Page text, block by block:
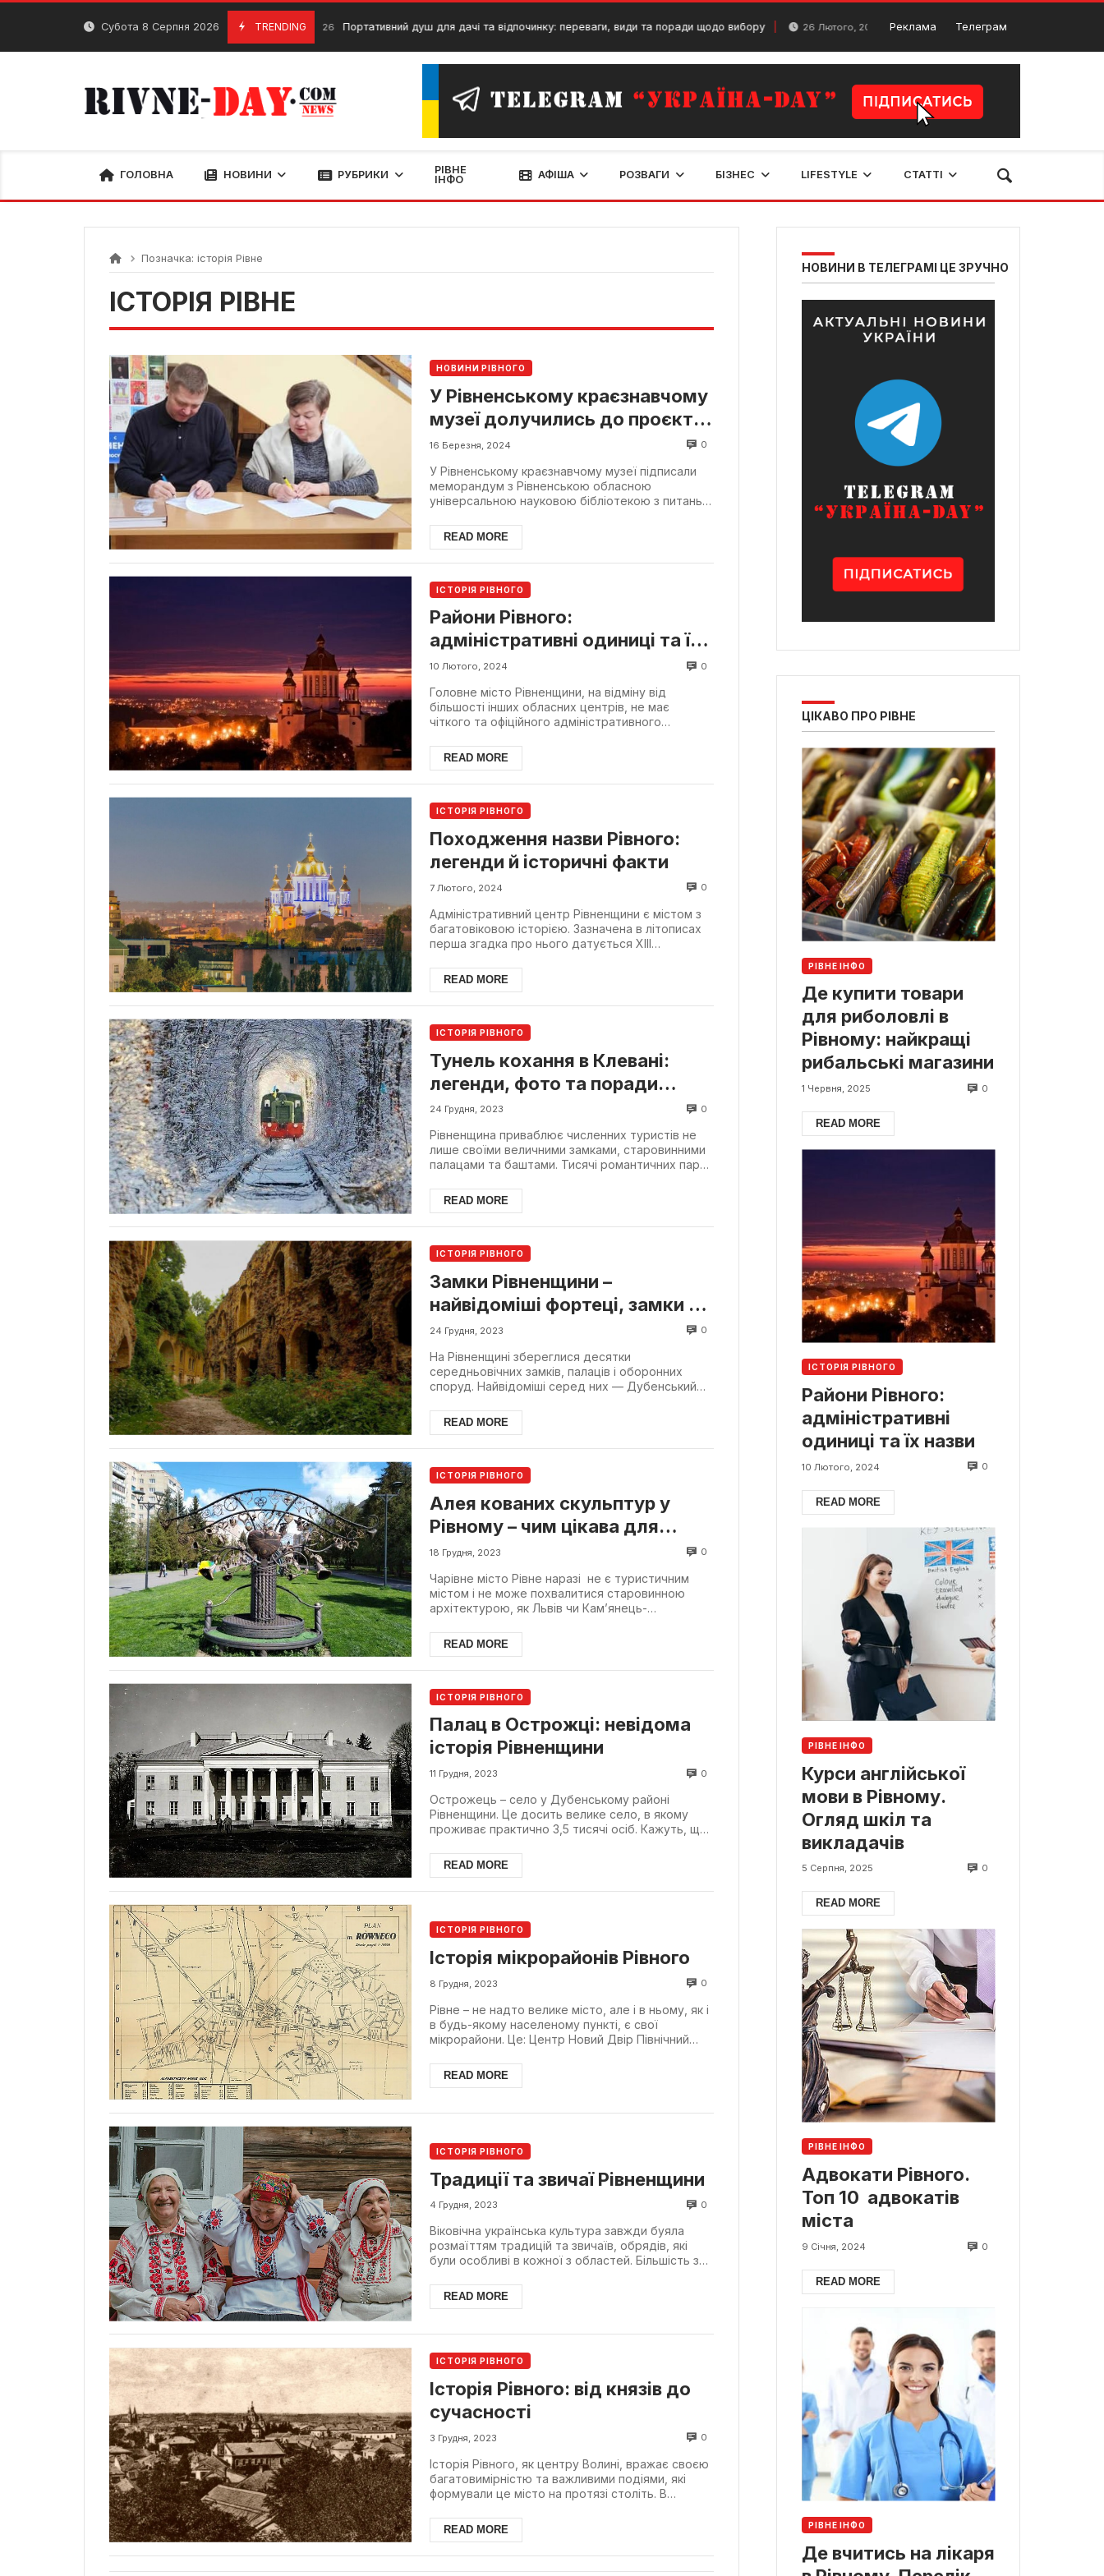
Skip
Субота 8 Серпня 2026 TRENDING
15 Червня, 2026 Портативний душ для дачі та відпочинку: переваги, види та поради щодо вибору 26 Лютого, 2024 Розпочалась реєстрація на проєкт” Пузата
Реклама Телеграм
ГОЛОВНА НОВИНИ РУБРИКИ
РІВНЕ
ІНФО
АФІША РОЗВАГИ БІЗНЕС LIFESTYLE СТАТТІ
Позначка: історія Рівне
ІСТОРІЯ РІВНЕ
НОВИНИ РІВНОГО
У Рівненському краєзнавчому
музеї долучились до проєкту
“Історична Волинь”
16 Березня, 2024 0
У Рівненському краєзнавчому музеї підписали
меморандум з Рівненською обласною
універсальною науковою бібліотекою з питань
READ MORE
ІСТОРІЯ РІВНОГО
Райони Рівного:
адміністративні одиниці та їх
назви
10 Лютого, 2024 0
Головне місто Рівненщини, на відміну від
більшості інших обласних центрів, не має
чіткого та офіційного адміністративного
READ MORE
ІСТОРІЯ РІВНОГО
Походження назви Рівного:
легенди й історичні факти
7 Лютого, 2024 0
Адміністративний центр Рівненщини є містом з
багатовіковою історією. Зазначена в літописах
перша згадка про нього датується ХІІІ
READ MORE
ІСТОРІЯ РІВНОГО
Тунель кохання в Клевані:
легенди, фото та поради
туристам
24 Грудня, 2023 0
Рівненщина приваблює численних туристів не
лише своїми величними замками, старовинними
палацами та баштами. Тисячі романтичних пар
READ MORE
ІСТОРІЯ РІВНОГО
Замки Рівненщини –
найвідоміші фортеці, замки та
палаци
24 Грудня, 2023 0
На Рівненщині збереглися десятки
середньовічних замків, палаців і оборонних
споруд. Найвідоміші серед них — Дубенський
READ MORE
ІСТОРІЯ РІВНОГО
Алея кованих скульптур у
Рівному – чим цікава для
туристів?
18 Грудня, 2023 0
Чарівне місто Рівне наразі не є туристичним
містом і не може похвалитися старовинною
архітектурою, як Львів чи Кам’янець-
READ MORE
ІСТОРІЯ РІВНОГО
Палац в Острожці: невідома
історія Рівненщини
11 Грудня, 2023 0
Острожець – село у Дубенському районі
Рівненщини. Це досить велике село, в якому
проживає практично 3,5 тисячі осіб. Кажуть, що
READ MORE
ІСТОРІЯ РІВНОГО
Історія мікрорайонів Рівного
8 Грудня, 2023 0
Рівне – не надто велике місто, але і в ньому, як і
в будь-якому населеному пункті, є свої
мікрорайони. Це: Центр Новий Двір Північний
READ MORE
ІСТОРІЯ РІВНОГО
Традиції та звичаї Рівненщини
4 Грудня, 2023 0
Віковічна українська культура завжди буяла
розмаїттям традицій та звичаїв, обрядів, які
були особливі в кожної з областей. Більшість з
READ MORE
ІСТОРІЯ РІВНОГО
Історія Рівного: від князів до
сучасності
3 Грудня, 2023 0
Історія Рівного, як центру Волині, вражає своєю
багатовимірністю та важливими подіями, які
формували це місто на протязі століть. В
READ MORE
НОВИНИ В ТЕЛЕГРАМІ ЦЕ ЗРУЧНО
ЦІКАВО ПРО РІВНЕ
РІВНЕ ІНФО
Де купити товари
для риболовлі в
Рівному: найкращі
рибальські магазини
1 Червня, 2025 0
READ MORE
ІСТОРІЯ РІВНОГО
Райони Рівного:
адміністративні
одиниці та їх назви
10 Лютого, 2024 0
READ MORE
РІВНЕ ІНФО
Курси англійської
мови в Рівному.
Огляд шкіл та
викладачів
5 Серпня, 2025 0
READ MORE
РІВНЕ ІНФО
Адвокати Рівного.
Топ 10 адвокатів
міста
9 Січня, 2024 0
READ MORE
РІВНЕ ІНФО
Де вчитись на лікаря